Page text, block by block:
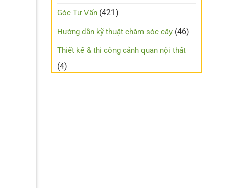
Góc Tư Vấn (421)
Hướng dẫn kỹ thuật chăm sóc cây (46)
Thiết kế & thi công cảnh quan nội thất
(4)